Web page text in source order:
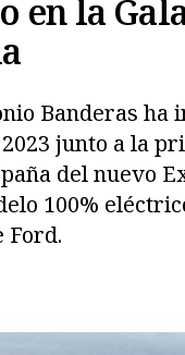
en la
Banderas ha
junto a la
del nuevo
100%
Ford.